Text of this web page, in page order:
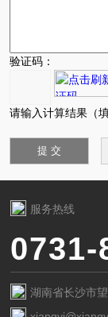
验证码：
请输入计算结果（
服务热线
0731-
湖南省长沙市